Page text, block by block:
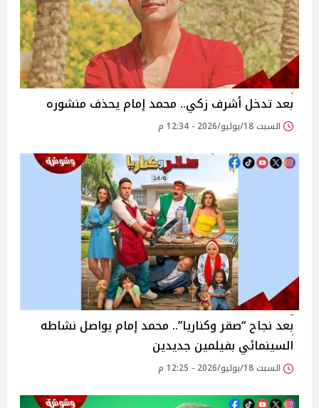
بعد تدخل أشرف زكي.. محمد إمام يحذف منشوره
السبت 18/يوليو/2026 - 12:34 م
بعد نجاح “صقر وكناريا”.. محمد إمام يواصل نشاطه
السينمائي بفيلمين جديدين
السبت 18/يوليو/2026 - 12:25 م